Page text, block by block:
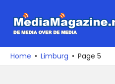
naar
media
over
Home Limburg Page 5